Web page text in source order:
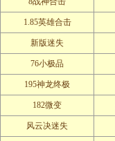
1.85英雄合击
新版迷失
76小极品
195神龙终极
182微变
风云决迷失